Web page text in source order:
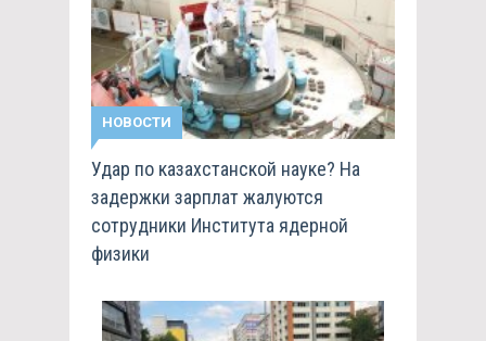
НОВОСТИ
Удар по казахстанской науке? На
задержки зарплат жалуются
сотрудники Института ядерной
физики